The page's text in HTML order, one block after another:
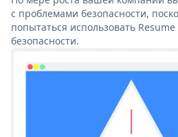
с проблемами безопасности,
попытаться использовать
безопасности.